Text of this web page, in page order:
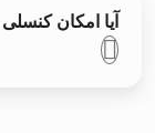
آیا امکان